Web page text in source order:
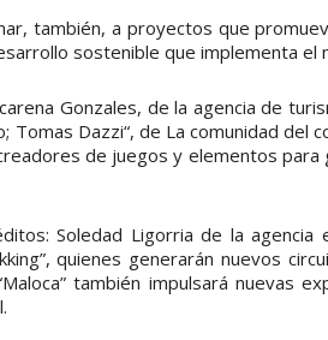
también, a proyectos que
sostenible que implementa el
Gonzales, de la agencia de
Tomas Dazzi“, de La comunidad del
de juegos y elementos
Soledad Ligorria de la agencia
quienes generarán nuevos
también impulsará nuevas